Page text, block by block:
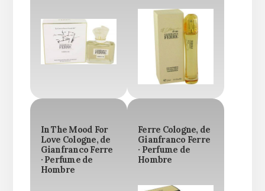
In The Mood For
Love Cologne, de
Gianfranco Ferre
· Perfume de
Hombre
Ferre Cologne, de
Gianfranco Ferre
· Perfume de
Hombre